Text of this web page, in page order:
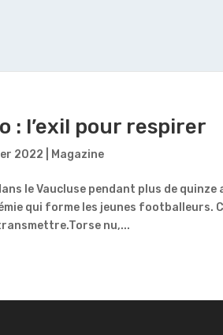
: l’exil pour respirer
2022 Magazine
le Vaucluse pendant plus de
qui forme les jeunes footballeurs.
nu,...